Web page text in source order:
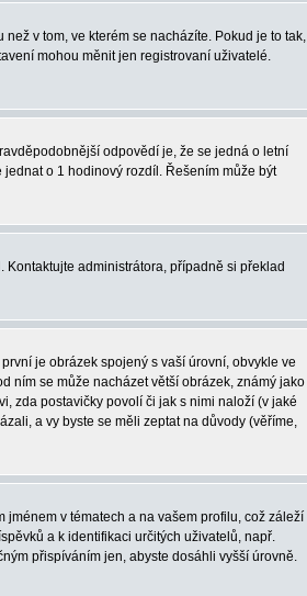
v tom, ve kterém se nacházíte. Pokud je to tak,
mohou měnit jen registrovaní uživatelé.
odpovědí je, že se jedná o letní
o 1 hodinový rozdíl. Řešením může být
administrátora, případně si překlad
je obrázek spojený s vaší úrovní, obvykle ve
ním se může nacházet větší obrázek, známý jako
zda postavičky povolí či jak s nimi naloží (v jaké
a vy byste se měli zeptat na důvody (věříme,
v tématech a na vašem profilu, což záleží
a k identifikaci určitých uživatelů, např.
přispíváním jen, abyste dosáhli vyšší úrovně.